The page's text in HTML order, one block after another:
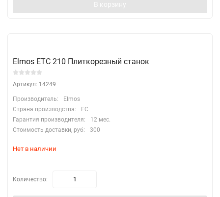
В корзину
Elmos ETC 210 Плиткорезный станок
Артикул: 14249
Производитель:
Elmos
Страна производства:
EC
Гарантия производителя:
12 мес.
Стоимость доставки, руб:
300
Нет в наличии
Количество: